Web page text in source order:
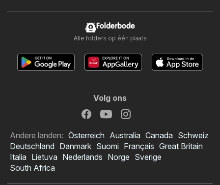
Folderbode
Alle folders op één plaats
Volg ons
Andere landen: Österreich Australia Canada Schweiz
Deutschland Danmark Suomi Français Great Britain
Italia Lietuva Nederlands Norge Sverige
South Africa